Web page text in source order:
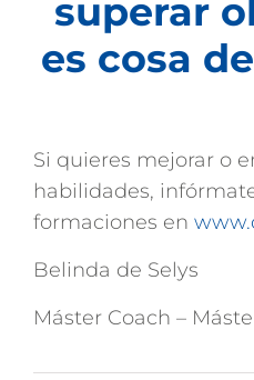
superar
es cosa
Si quieres mejorar o
habilidades,
formaciones en
Belinda de Selys
Máster Coach –